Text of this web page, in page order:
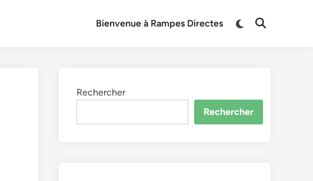
Bienvenue à Rampes Directes
Switch
Open
Rechercher
Rechercher